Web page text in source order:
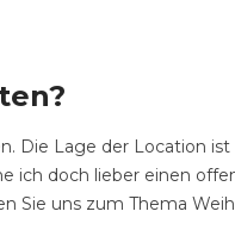
Lage der Location
ich doch lieber einen
Sie uns zum Thema